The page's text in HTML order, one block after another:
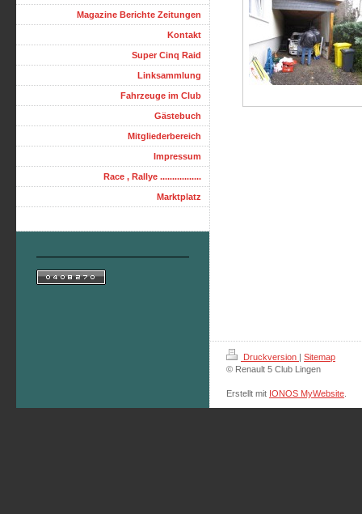
Magazine Berichte Zeitungen
Kontakt
Super Cinq Raid
Linksammlung
Fahrzeuge im Club
Gästebuch
Mitgliederbereich
Impressum
Race , Rallye .................
Marktplatz
Druckversion | Sitemap
© Renault 5 Club Lingen
Erstellt mit IONOS MyWebsite